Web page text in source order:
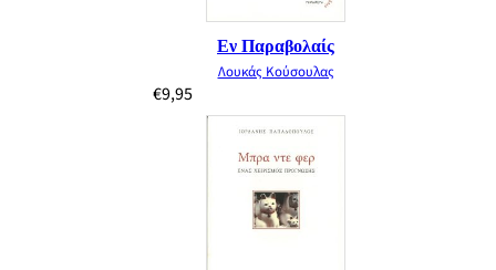
Εν Παραβολαίς
Λουκάς Κούσουλας
€9,95